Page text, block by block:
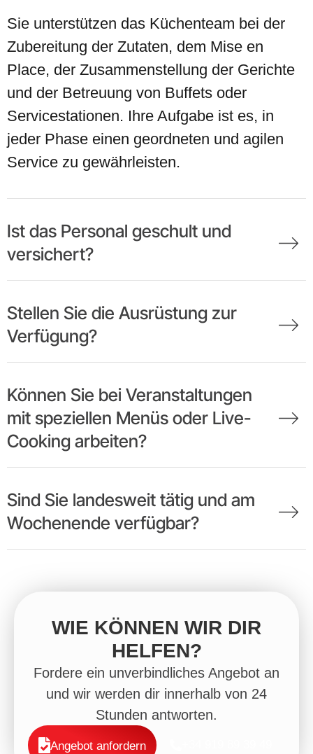
Sie unterstützen das Küchenteam bei der
Zubereitung der Zutaten, dem Mise en
Place, der Zusammenstellung der Gerichte
und der Betreuung von Buffets oder
Servicestationen. Ihre Aufgabe ist es, in
jeder Phase einen geordneten und agilen
Service zu gewährleisten.
Ist das Personal geschult und
versichert?
Stellen Sie die Ausrüstung zur
Verfügung?
Können Sie bei Veranstaltungen
mit speziellen Menüs oder Live-
Cooking arbeiten?
Sind Sie landesweit tätig und am
Wochenende verfügbar?
WIE KÖNNEN WIR DIR
HELFEN?
Fordere ein unverbindliches Angebot an
und wir werden dir innerhalb von 24
Stunden antworten.
Angebot anfordern